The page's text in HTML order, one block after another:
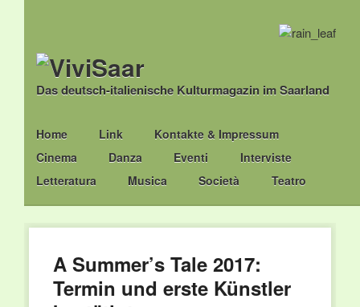
Das deutsch-italienische Kulturmagazin im Saarland
Main menu
Skip
to
content
Home Link
Kontakte & Impressum
Cinema
Danza Eventi
Interviste
Letteratura
Musica Società Teatro
A Summer’s Tale 2017:
Termin und erste Künstler